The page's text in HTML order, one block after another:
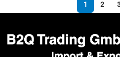
1 2